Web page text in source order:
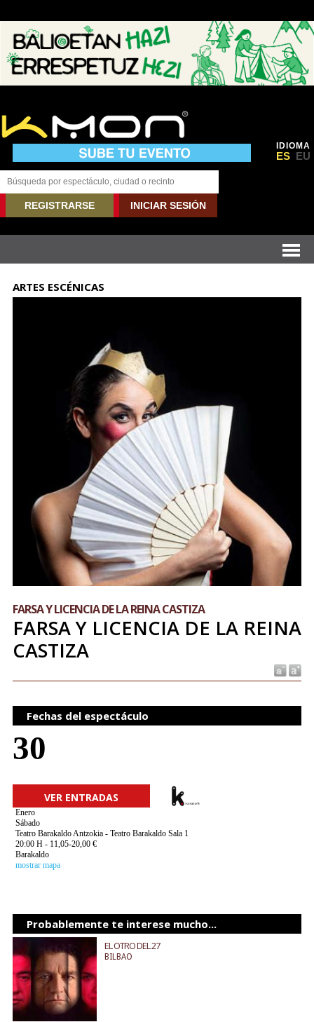
IDIOMA
ES EU
REGISTRARSE INICIAR SESIÓN
ARTES ESCÉNICAS
FARSA Y LICENCIA DE LA REINA CASTIZA
FARSA Y LICENCIA DE LA REINA
CASTIZA
Fechas del espectáculo
30
VER ENTRADAS
Enero
Sábado
Teatro Barakaldo Antzokia - Teatro Barakaldo Sala 1
20:00 H - 11,05-20,00 €
Barakaldo
mostrar mapa
Probablemente te interese mucho...
EL OTRO DEL 27
BILBAO